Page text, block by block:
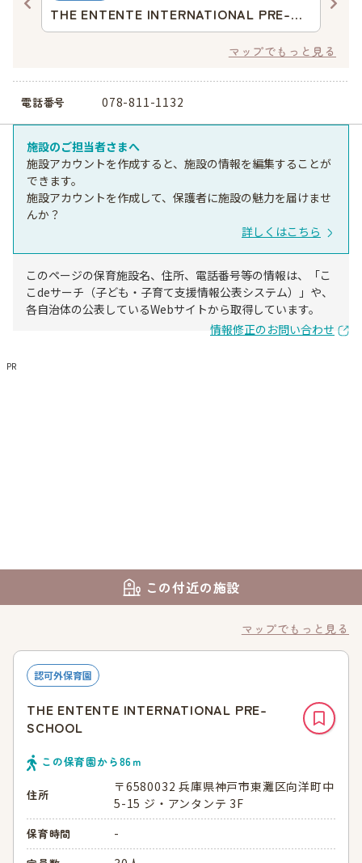
THE ENTENTE INTERNATIONAL PRE-
SCHOOL
マップでもっと見る
電話番号 078-811-1132
施設のご担当者さまへ
施設アカウントを作成すると、施設の情報を編集することが
できます。
施設アカウントを作成して、保護者に施設の魅力を届けませ
んか？
詳しくはこちら
このページの保育施設名、住所、電話番号等の情報は、「こ
こdeサーチ（子ども・子育て支援情報公表システム）」や、
各自治体の公表しているWebサイトから取得しています。
情報修正のお問い合わせ
PR
この付近の施設
マップでもっと見る
認可外保育園
THE ENTENTE INTERNATIONAL PRE-
SCHOOL
この保育園から86ｍ
住所
〒6580032 兵庫県神戸市東灘区向洋町中
5-15 ジ・アンタンテ 3F
保育時間 -